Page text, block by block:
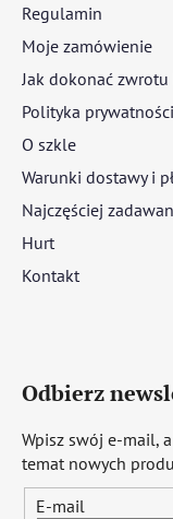
Regulamin
Moje zamówienie
Jak dokonać
Polityka prywatności
O szkle
Warunki dostawy i
Najczęściej
Hurt
Kontakt
Odbierz
Wpisz swój e-mail,
temat nowych
E-mail